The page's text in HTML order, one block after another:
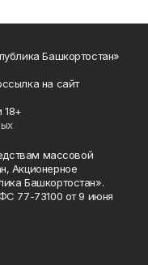
Башкортостан»
на сайт
18+
массовой
Акционерное
Башкортостан».
77-73100 от 9 июня